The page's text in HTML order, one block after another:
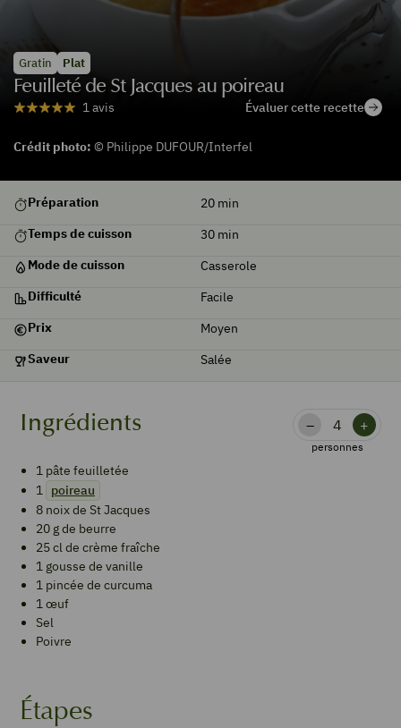
Gratin Plat
Feuilleté de St Jacques au poireau
1 avis Évaluer cette recette
Crédit photo: © Philippe DUFOUR/Interfel
Préparation 20 min
Temps de cuisson
30 min
Mode de cuisson
Casserole
Difficulté
Facile
Prix
Moyen
Saveur
Salée
Étapes
Ingrédients – +
personnes
1 pâte feuilletée
1 poireau
8 noix de St Jacques
20 gde beurre
25clde crème fraîche
1 gousse de vanille
1 pincée de curcuma
1œuf
Sel
Poivre